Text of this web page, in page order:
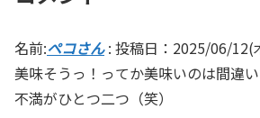
名前:ペコさん: 投稿日：2025/06/12(
美味そうっ！ってか美味いのは間違
不満がひとつ二つ（笑）